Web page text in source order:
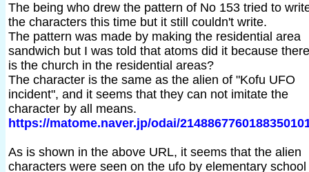
The being who drew the pattern of No 153 tried to
the characters this time but it still couldn't write.
The pattern was made by making the residential area
sandwich but I was told that atoms did it because there
is the church in the residential areas?
The character is the same as the alien of "Kofu UFO
incident", and it seems that they can not imitate the
character by all means.
https://matome.naver.jp/odai/
As is shown in the above URL, it seems that the alien
characters were seen on the ufo by elementary school